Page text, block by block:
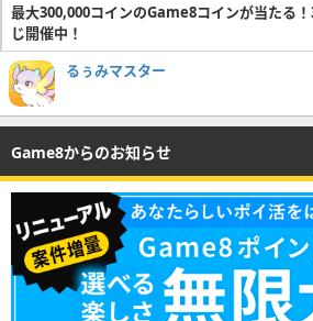
最大300,000コインのGame8コインが当たる
じ開催中！
るぅみマスター
Game8からのお知らせ